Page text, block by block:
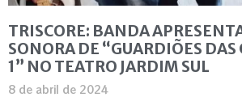
TRISCORE: BANDA
SONORA DE “GUARDIÕES DAS
1” NO TEATRO JARDIM SUL
8 de abril de 2024